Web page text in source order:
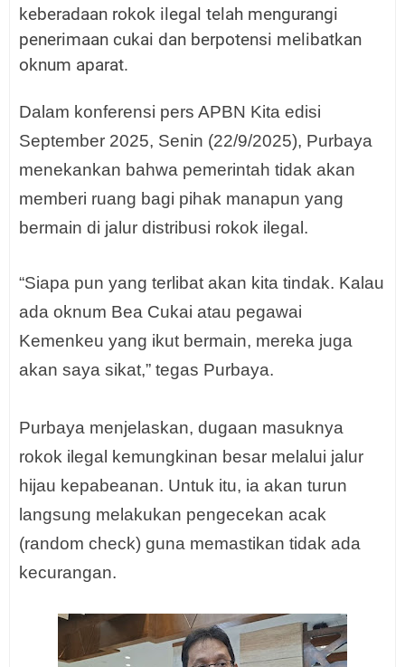
keberadaan rokok ilegal telah mengurangi
penerimaan cukai dan berpotensi melibatkan
oknum aparat.
Dalam konferensi pers APBN Kita edisi
September 2025, Senin (22/9/2025), Purbaya
menekankan bahwa pemerintah tidak akan
memberi ruang bagi pihak manapun yang
bermain di jalur distribusi rokok ilegal.
“Siapa pun yang terlibat akan kita tindak. Kalau
ada oknum Bea Cukai atau pegawai
Kemenkeu yang ikut bermain, mereka juga
akan saya sikat,” tegas Purbaya.
Purbaya menjelaskan, dugaan masuknya
rokok ilegal kemungkinan besar melalui jalur
hijau kepabeanan. Untuk itu, ia akan turun
langsung melakukan pengecekan acak
(random check) guna memastikan tidak ada
kecurangan.